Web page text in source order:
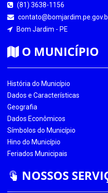
(81) 3638-1156
Bom Jardim - PE
O MUNICÍPIO
História do Município
Dados e Características
Geografia
Dados Econômicos
Símbolos do Município
Hino do Município
Feriados Municipais
NOSSOS